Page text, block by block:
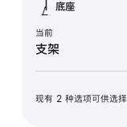
底座
当前
支架
现有 2 种选项可供选择